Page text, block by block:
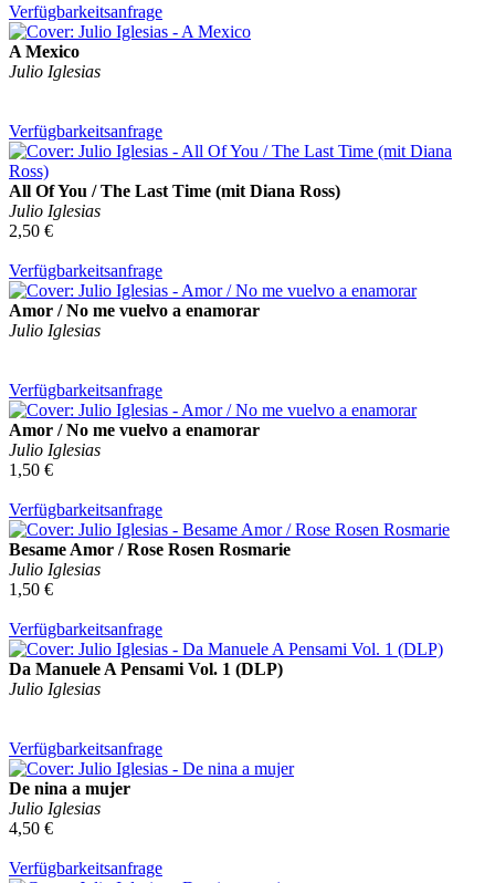
Verfügbarkeitsanfrage
A Mexico
Julio Iglesias
Verfügbarkeitsanfrage
All Of You / The Last Time (mit Diana Ross)
Julio Iglesias
2,50 €
Verfügbarkeitsanfrage
Amor / No me vuelvo a enamorar
Julio Iglesias
Verfügbarkeitsanfrage
Amor / No me vuelvo a enamorar
Julio Iglesias
1,50 €
Verfügbarkeitsanfrage
Besame Amor / Rose Rosen Rosmarie
Julio Iglesias
1,50 €
Verfügbarkeitsanfrage
Da Manuele A Pensami Vol. 1 (DLP)
Julio Iglesias
Verfügbarkeitsanfrage
De nina a mujer
Julio Iglesias
4,50 €
Verfügbarkeitsanfrage